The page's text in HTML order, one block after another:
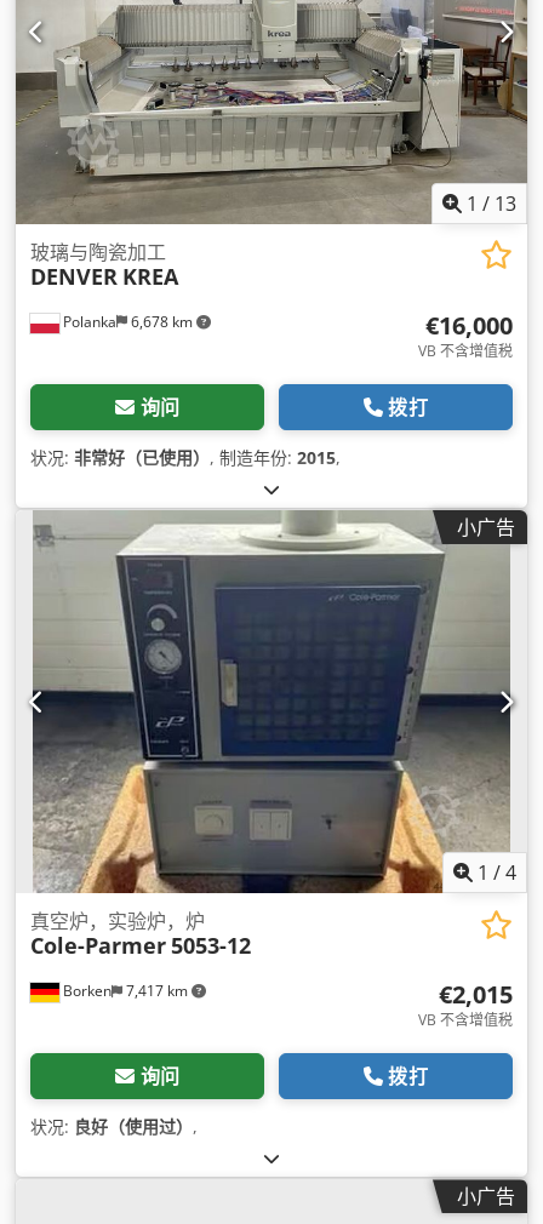
1 / 13
Polanka 6,678 km
玻璃与陶瓷加工
DENVER KREA
€16,000
VB 不含增值税
询问 拨打
状况: 非常好（已使用） , 制造年份: 2015,
小广告
1 /4
Borken 7,417 km
真空炉，实验炉，炉
Cole-Parmer5053-12
€2,015
VB 不含增值税
询问 拨打
状况: 良好（使用过） ,
小广告